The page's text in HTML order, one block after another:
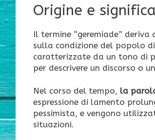
Origine e
Il termine “geremiade”
sulla condizione del popolo
caratterizzate da un tono di
per descrivere un discorso o
Nel corso del tempo, la
espressione di lamento
pessimista, e vengono
situazioni.